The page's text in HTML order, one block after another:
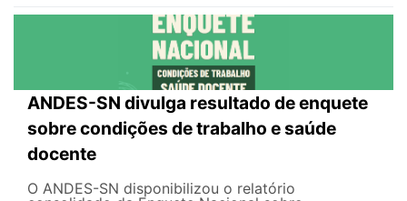
ANDES-SN divulga resultado de enquete
sobre condições de trabalho e saúde
docente
O ANDES-SN disponibilizou o relatório